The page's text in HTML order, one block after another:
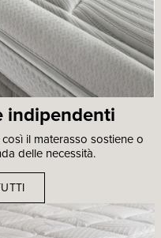
indipendenti
il materasso sostiene o
delle necessità.